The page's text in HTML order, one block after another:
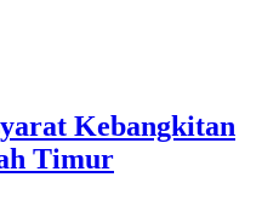
Kebangkitan
Timur